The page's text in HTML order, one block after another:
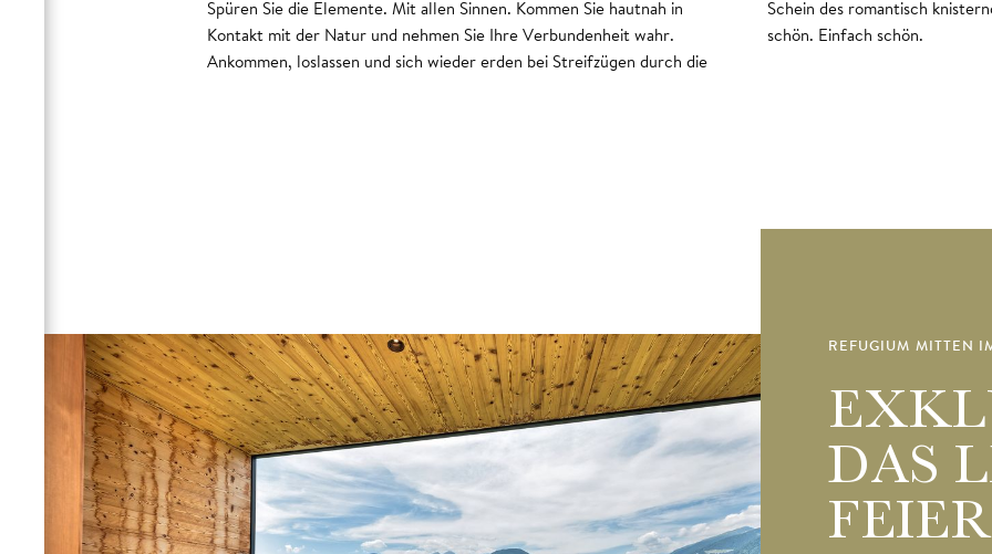
Spüren Sie die Elemente. Mit allen Sinnen. Kommen Sie hautnah in
Kontakt mit der Natur und nehmen Sie Ihre Verbundenheit wahr.
Ankommen, loslassen und sich wieder erden bei Streifzügen durch die
Schein des romantisch knisternden Kaminfeuers. Das Leben hier ist
schön. Einfach schön.
REFUGIUM MITTEN
DAS